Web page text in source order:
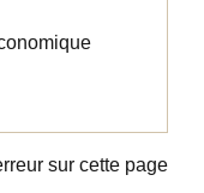
sur cette page